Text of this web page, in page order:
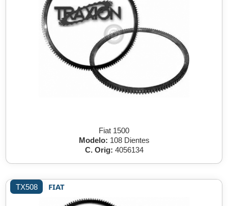
Fiat 1500
Modelo: 108 Dientes
C. Orig: 4056134
TX508 FIAT